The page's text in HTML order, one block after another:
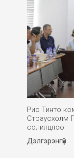
Рио Тинто
Страусхолм
солилцлоо
Дэлгэрэнгүй